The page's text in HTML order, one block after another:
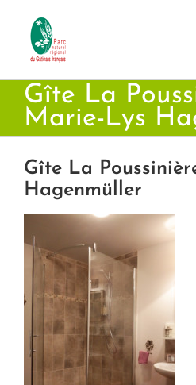
contenu
Gîte La
Marie-Lys
Gîte La
Hagenmüller